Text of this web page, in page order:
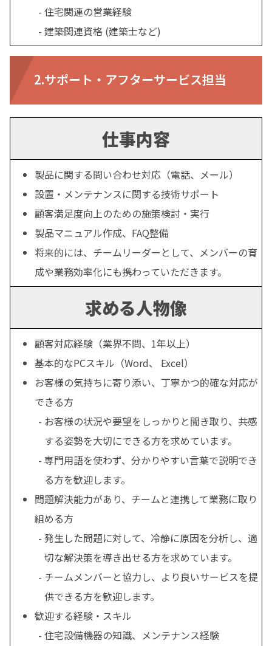
住宅関連の営業経験
建築関連資格 (建築士など)
2.サポート・アフターサービス担当
仕事内容
製品に関する問い合わせ対応（電話、メール）
設置・メンテナンスに関する技術サポート
顧客満足度向上のための施策検討・実行
製品マニュアル作成、FAQ整備
将来的には、チームリーダーとして、メンバーの育
成や業務効率化にも携わっていただきます。
求める人物像
顧客対応経験（業界不問、1年以上）
基本的なPCスキル（Word、 Excel）
お客様の気持ちに寄り添い、丁寧かつ的確な対応が
できる方
お客様の状況や要望をしっかりと聞き取り、共感
する姿勢を大切にできる方を求めています。
専門用語を使わず、分かりやすい言葉で説明でき
る方を歓迎します。
問題解決能力があり、チームと連携して業務に取り
組める方
発生した問題に対して、冷静に原因を分析し、適
切な解決策を導き出せる方を求めています。
チームメンバーと協力し、より良いサービスを提
供できる方を歓迎します。
歓迎する経験・スキル
住宅設備機器の知識、メンテナンス経験